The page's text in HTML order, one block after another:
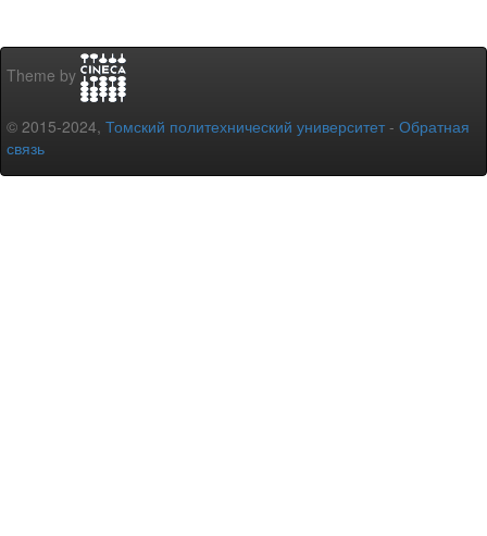
Theme by
© 2015-2024, Томский политехнический университет - Обратная
связь